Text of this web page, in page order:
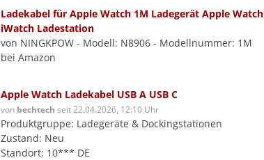
Ladekabel für Apple Watch 1M Ladegerät Apple Watch
iWatch Ladestation
von NINGKPOW - Modell: N8906 - Modellnummer: 1M
bei Amazon
Apple Watch Ladekabel USB A USB C
von bechtech seit 22.04.2026, 12:10 Uhr
Produktgruppe: Ladegeräte & Dockingstationen
Zustand: Neu
Standort: 10*** DE